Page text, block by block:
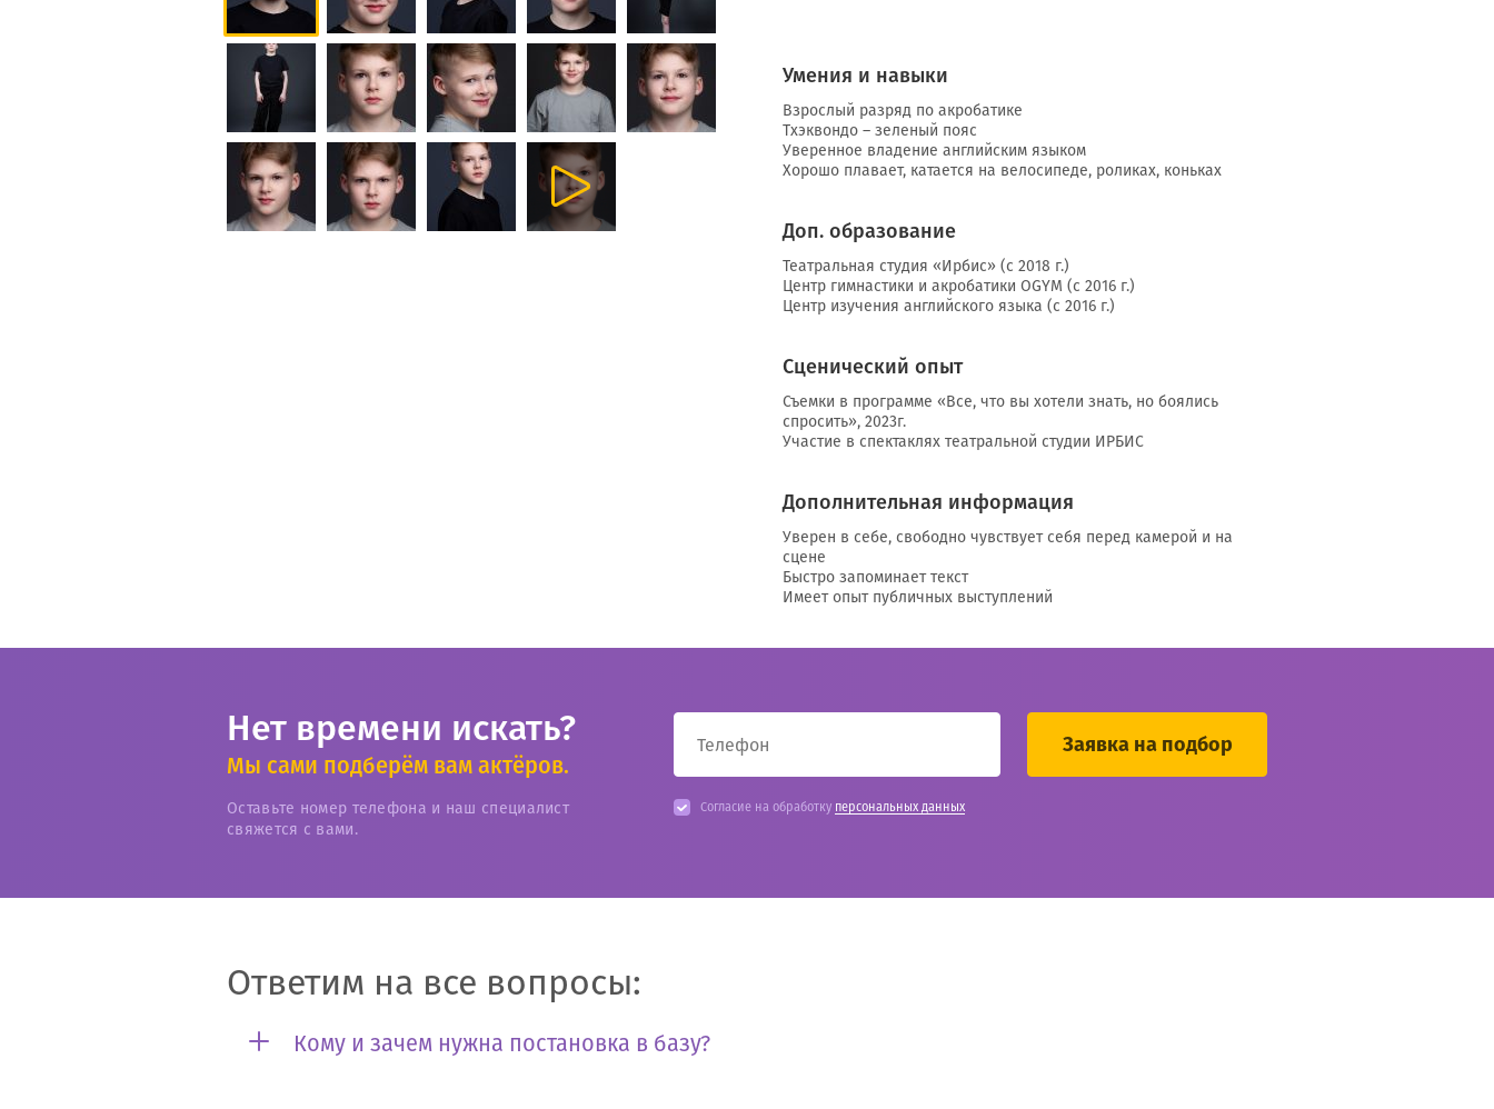
Умения и навыки
Взрослый разряд по акробатике
Тхэквондо – зеленый пояс
Уверенное владение английским языком
Хорошо плавает, катается на велосипеде, роликах, коньках
Доп. образование
Театральная студия «Ирбис» (с 2018 г.)
Центр гимнастики и акробатики OGYM (с 2016 г.)
Центр изучения английского языка (с 2016 г.)
Сценический опыт
Съемки в программе «Все, что вы хотели знать, но боялись
спросить», 2023г.
Участие в спектаклях театральной студии ИРБИС
Дополнительная информация
Уверен в себе, свободно чувствует себя перед камерой и на
сцене
Быстро запоминает текст
Имеет опыт публичных выступлений
Нет времени искать?
Мы сами подберём вам актёров.
Оставьте номер телефона и наш специалист
свяжется с вами.
Согласие на обработку персональных данных
Ответим на все вопросы:
Кому и зачем нужна постановка в базу?